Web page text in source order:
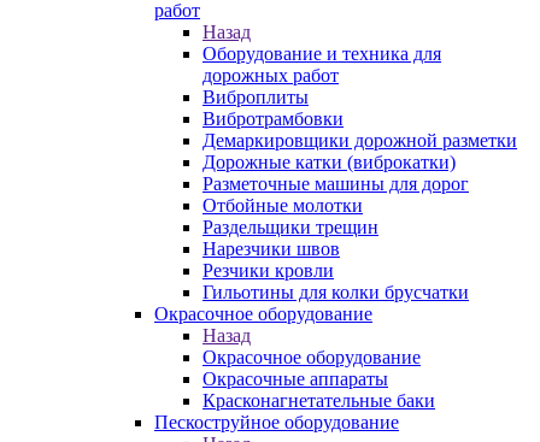
работ
Назад
Оборудование и техника для
дорожных работ
Виброплиты
Вибротрамбовки
Демаркировщики дорожной разметки
Дорожные катки (виброкатки)
Разметочные машины для дорог
Отбойные молотки
Раздельщики трещин
Нарезчики швов
Резчики кровли
Гильотины для колки брусчатки
Окрасочное оборудование
Назад
Окрасочное оборудование
Окрасочные аппараты
Красконагнетательные баки
Пескоструйное оборудование